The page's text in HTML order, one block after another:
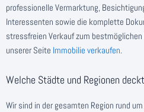
professionelle Vermarktung,
Interessenten sowie die komplette
stressfreien Verkauf zum
unserer Seite Immobilie verkaufen.
Welche Städte und Regionen
Wir sind in der gesamten Region rund